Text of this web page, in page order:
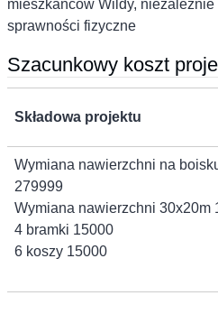
mieszkańców Wildy,
sprawności fizyczne
Szacunkowy koszt
Składowa projektu
Wymiana nawierzchni na
279999
Wymiana nawierzchni 30x20m
4 bramki 15000
6 koszy 15000